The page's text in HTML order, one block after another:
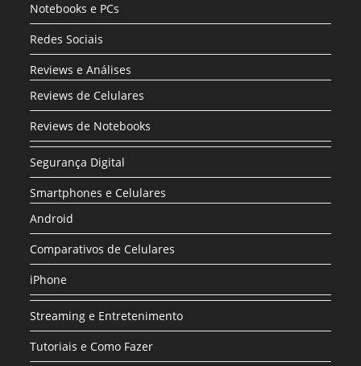
Notebooks e PCs
Redes Sociais
Reviews e Análises
Reviews de Celulares
Reviews de Notebooks
Segurança Digital
Smartphones e Celulares
Android
Comparativos de Celulares
iPhone
Streaming e Entretenimento
Tutoriais e Como Fazer